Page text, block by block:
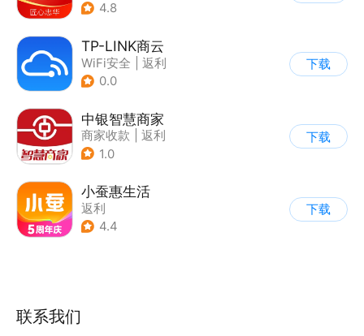
4.8
TP-LINK商云
WiFi安全
返利
0.0
下载
中银智慧商家
商家收款
返利
1.0
下载
小蚕惠生活
返利
4.4
下载
联系我们